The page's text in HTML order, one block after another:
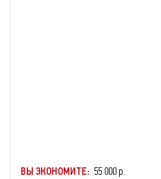
ВЫ ЭКОНОМИТЕ: 55 000 р.